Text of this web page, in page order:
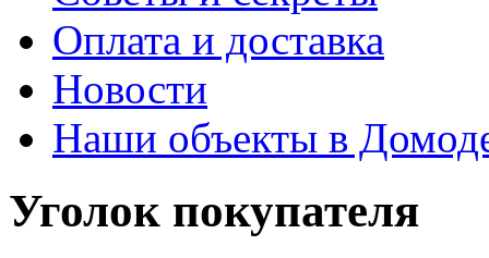
Оплата и доставка
Новости
Наши объекты в
Уголок покупателя